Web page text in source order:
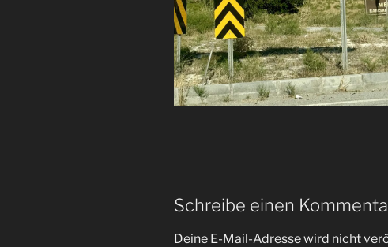
Schreibe einen
Deine E-Mail-Adresse wird nicht